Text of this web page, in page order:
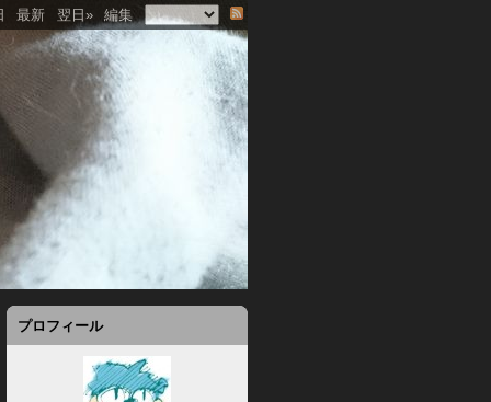
最新 翌日» 編集
プロフィール